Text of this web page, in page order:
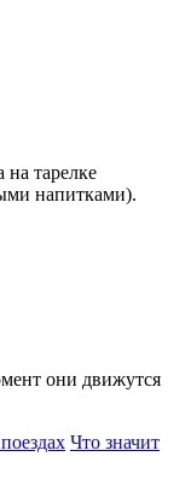
тарелке
напитками).
они движутся
Что значит